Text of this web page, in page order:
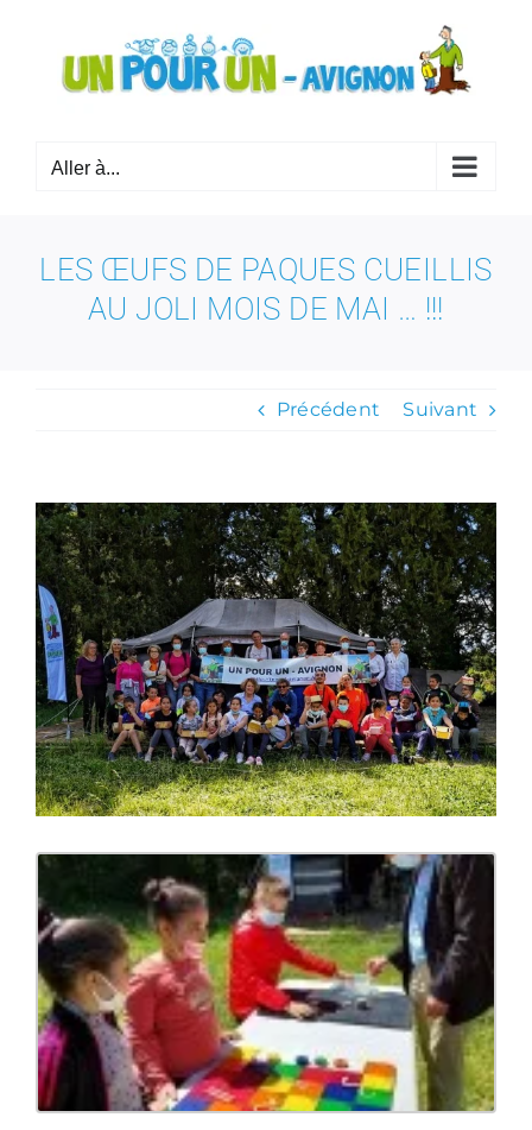
contenu
Aller à...
LES ŒUFS DE PAQUES CUEILLIS
AU JOLI MOIS DE MAI … !!!
Précédent Suivant
Voir
l'image
agrandie